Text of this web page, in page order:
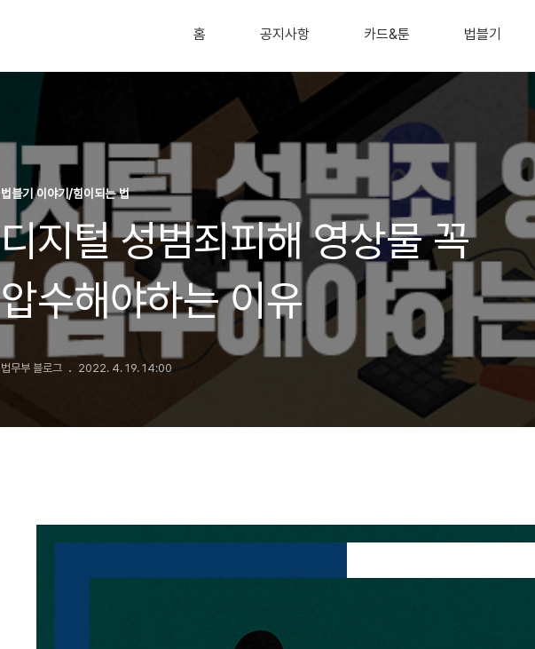
홈 공지사항 카드&툰 법블기
법블기 이야기/힘이되는 법
디지털 성범죄피해 영상물 꼭
압수해야하는 이유
법무부 블로그 2022. 4. 19. 14:00